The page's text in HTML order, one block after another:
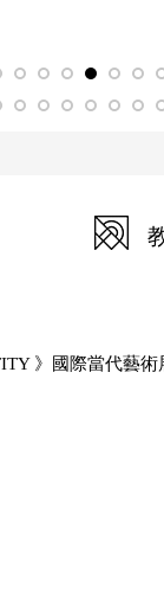
》國際當代藝術